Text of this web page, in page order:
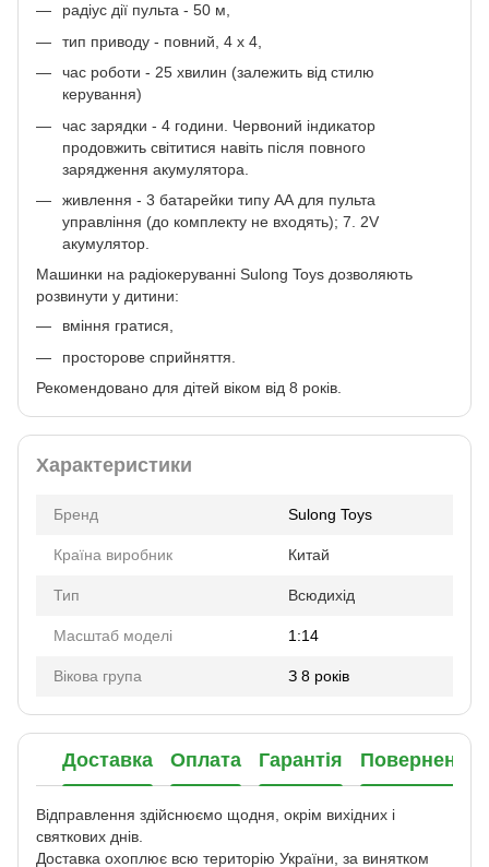
радіус дії пульта - 50 м,
тип приводу - повний, 4 х 4,
час роботи - 25 хвилин (залежить від стилю
керування)
час зарядки - 4 години. Червоний індикатор
продовжить світитися навіть після повного
зарядження акумулятора.
живлення - 3 батарейки типу АА для пульта
управління (до комплекту не входять); 7. 2V
акумулятор.
Машинки на радіокеруванні Sulong Toys дозволяють
розвинути у дитини:
вміння гратися,
просторове сприйняття.
Рекомендовано для дітей віком від 8 років.
Характеристики
Бренд Sulong Toys
Країна виробник Китай
Тип Всюдихід
Масштаб моделі 1:14
Вікова група З 8 років
Доставка Оплата Гарантія Повернення
Відправлення здійснюємо щодня, окрім вихідних і
святкових днів.
Доставка охоплює всю територію України, за винятком